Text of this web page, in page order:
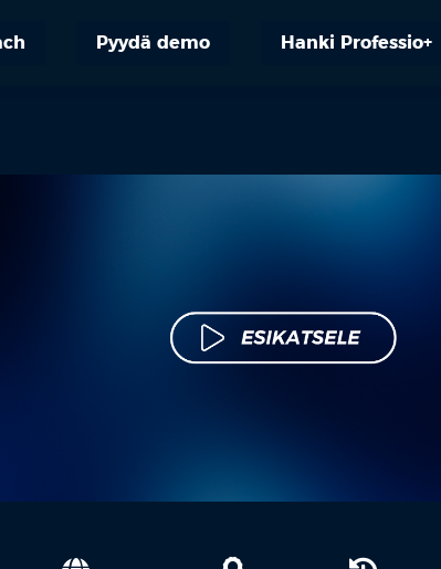
Pyydä demo Hanki Professio+